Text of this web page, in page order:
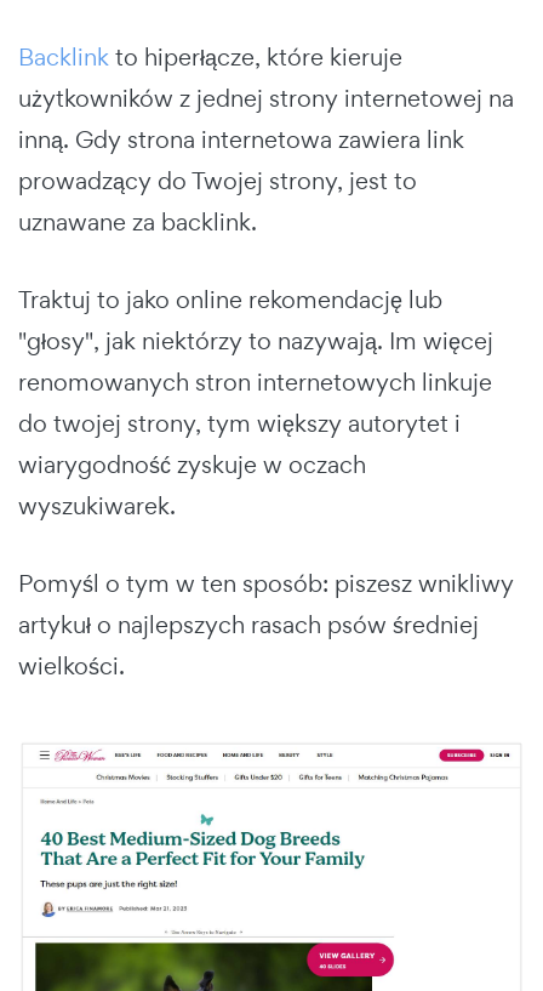
Backlinkto hiperłącze, które kieruje
użytkowników z jednej strony internetowej na
inną. Gdy strona internetowa zawiera link
prowadzący do Twojej strony, jest to
uznawane za backlink.
Traktuj to jako online rekomendację lub
"głosy", jak niektórzy to nazywają. Im więcej
renomowanych stron internetowych linkuje
do twojej strony, tym większy autorytet i
wiarygodność zyskuje w oczach
wyszukiwarek.
Pomyśl o tym w ten sposób: piszesz wnikliwy
artykuł o najlepszych rasach psów średniej
wielkości.